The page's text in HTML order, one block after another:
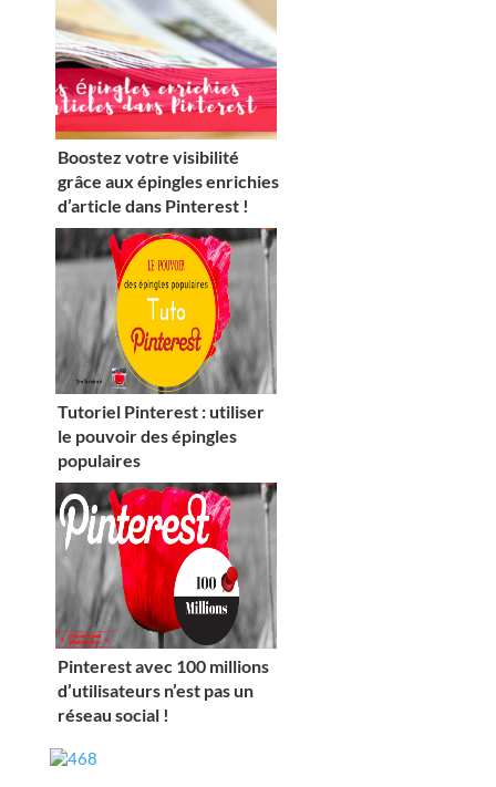
Boostez votre visibilité
grâce aux épingles enrichies
d’article dans Pinterest !
Tutoriel Pinterest : utiliser
le pouvoir des épingles
populaires
Pinterest avec 100 millions
d’utilisateurs n’est pas un
réseau social !